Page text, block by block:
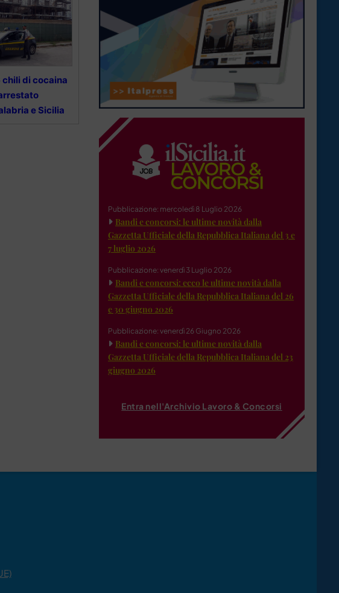
di cocaina
e Sicilia
Pubblicazione: mercoledì 8 Luglio 2026
Bandi e concorsi: le ultime novità dalla
Gazzetta Ufficiale della Repubblica Italiana del 3 e
7 luglio 2026
Pubblicazione: venerdì 3 Luglio 2026
Bandi e concorsi: ecco le ultime novità dalla
Gazzetta Ufficiale della Repubblica Italiana del 26
e 30 giugno 2026
Pubblicazione: venerdì 26 Giugno 2026
Bandi e concorsi: le ultime novità dalla
Gazzetta Ufficiale della Repubblica Italiana del 23
giugno 2026
Entra nell'Archivio Lavoro & Concorsi